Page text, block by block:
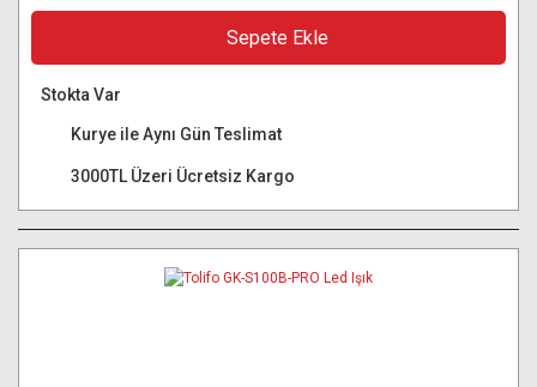
Sepete Ekle
Stokta Var
Kurye ile Aynı Gün Teslimat
3000TL Üzeri Ücretsiz Kargo